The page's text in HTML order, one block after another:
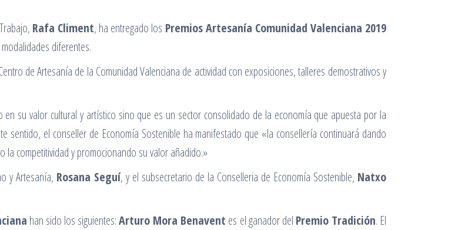
Rafa Climent, ha entregado los Premios Artesanía Comunidad Valenciana 2019
diferentes.
de Artesanía de la Comunidad Valenciana de actividad con exposiciones, talleres demostrativos y
su valor cultural y artístico sino que es un sector consolidado de la economía que apuesta por la
sentido, el conseller de Economía Sostenible ha manifestado que «la consellería continuará dando
competitividad y promocionando su valor añadido.»
y Artesanía, Rosana Seguí, y el subsecretario de la Conselleria de Economía Sostenible, Natxo
han sido los siguientes:Arturo Mora Benavent es el ganador del Premio Tradición. El